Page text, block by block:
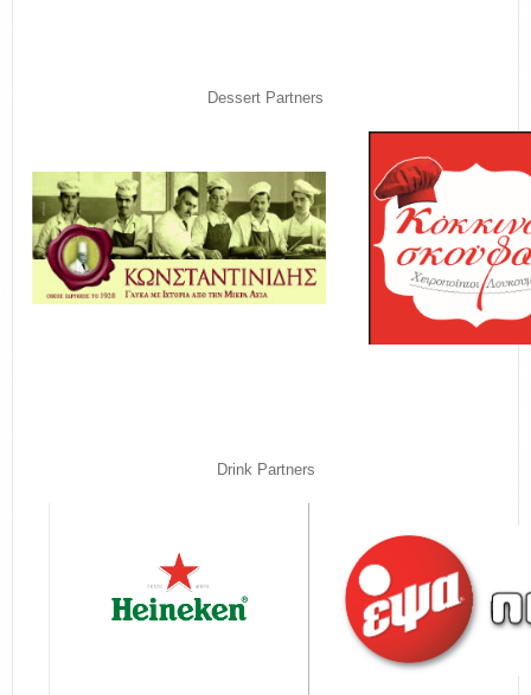
Dessert Partners
Drink Partners